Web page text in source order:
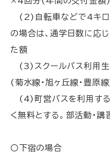
(2)自転車などで4キロ
の場合は、通学日数に応
た額
(3)スクールバス利用生
(菊水線・旭ヶ丘線・豊原
(4)町営バスを利用する
く無料とする。部活動・
〇下宿の場合